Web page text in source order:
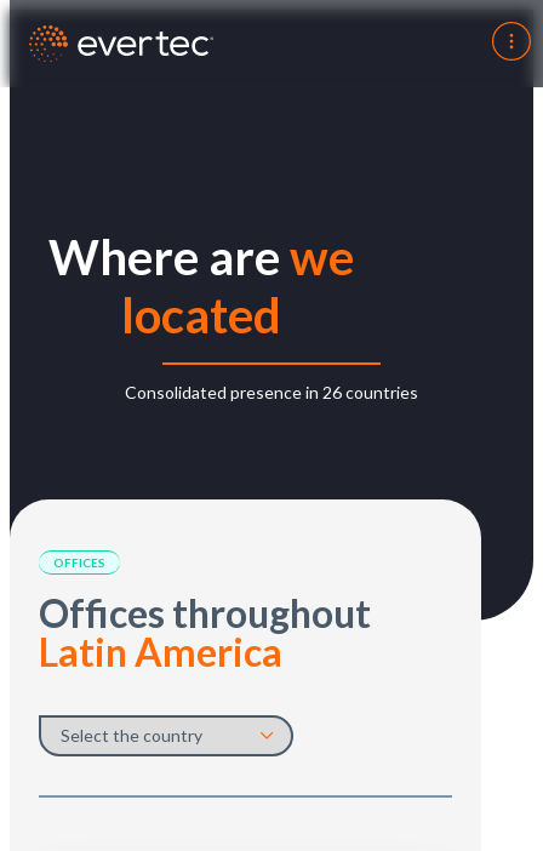
Where arewe
located
Consolidated presence in 26 countries
OFFICES
Offices throughout
Latin America